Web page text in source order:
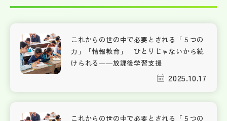
これからの世の中で必要とされる「５つの
力」「情報教育」 ひとりじゃないから続
けられる――放課後学習支援
2025.10.17
これからの世の中で必要とされる「５つの